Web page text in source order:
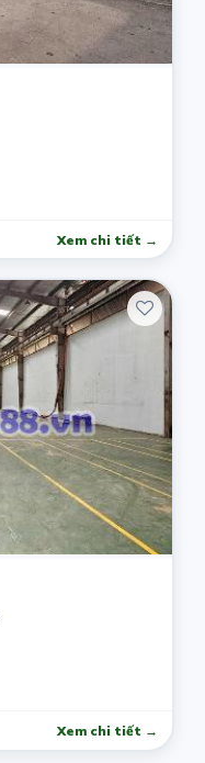
Xem chi tiết →
Xem chi tiết →